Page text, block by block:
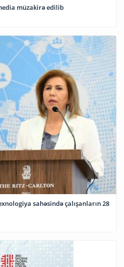
müzakirə edilib
sahəsində çalışanların 28